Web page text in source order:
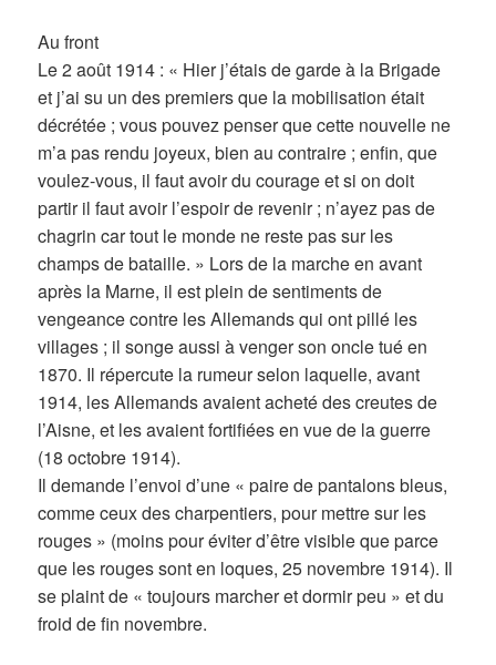
Au front
Le 2 août 1914 : « Hier j’étais de garde à la Brigade
et j’ai su un des premiers que la mobilisation était
décrétée ; vous pouvez penser que cette nouvelle ne
m’a pas rendu joyeux, bien au contraire ; enfin, que
voulez-vous, il faut avoir du courage et si on doit
partir il faut avoir l’espoir de revenir ; n’ayez pas de
chagrin car tout le monde ne reste pas sur les
champs de bataille. » Lors de la marche en avant
après la Marne, il est plein de sentiments de
vengeance contre les Allemands qui ont pillé les
villages ; il songe aussi à venger son oncle tué en
1870. Il répercute la rumeur selon laquelle, avant
1914, les Allemands avaient acheté des creutes de
l’Aisne, et les avaient fortifiées en vue de la guerre
(18 octobre 1914).
Il demande l’envoi d’une « paire de pantalons bleus,
comme ceux des charpentiers, pour mettre sur les
rouges » (moins pour éviter d’être visible que parce
que les rouges sont en loques, 25 novembre 1914). Il
se plaint de « toujours marcher et dormir peu » et du
froid de fin novembre.